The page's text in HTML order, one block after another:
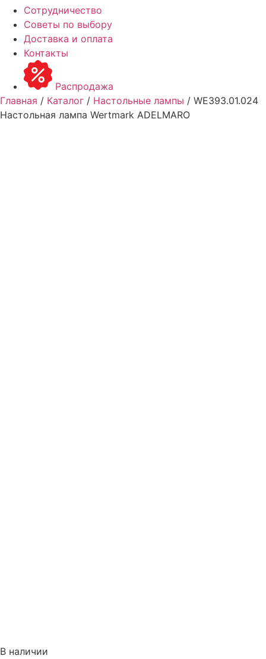
Сотрудничество
Советы по выбору
Доставка и оплата
Контакты
Распродажа
Главная / Каталог / Настольные лампы / WE393.01.024
Настольная лампа Wertmark ADELMARO
В наличии